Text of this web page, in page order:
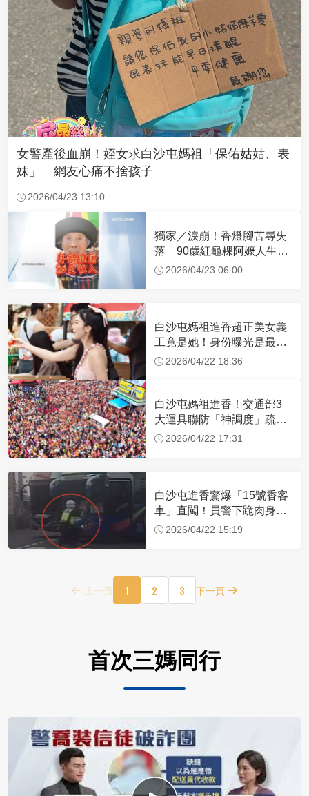
女警產後血崩！姪女求白沙屯媽祖「保佑姑姑、表
妹」 網友心痛不捨孩子
2026/04/23 13:10
獨家／淚崩！香燈腳苦尋失
落 90歲紅龜粿阿嬤人生謝
幕2026/04/23 06:00
白沙屯媽祖進香超正美女義
工竟是她！身份曝光是最美
禮生 一輩子不結婚
2026/04/22 18:36
白沙屯媽祖進香！交通部3
大運具聯防「神調度」疏運
32.1萬創新高
2026/04/22 17:31
白沙屯進香驚爆「15號香客
車」直闖！員警下跪肉身擋
車：讓行人先過
2026/04/22 15:19
上一頁 1 2 3 下一頁
首次三媽同行